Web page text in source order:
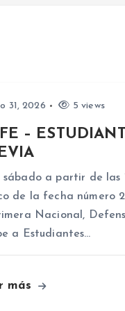
31, 2026 5 views
–
sábado a partir de las
de la fecha número
Nacional,
a Estudiantes…
más